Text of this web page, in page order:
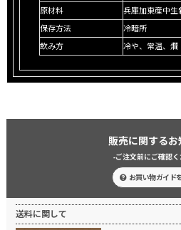
原材料
兵庫加東産中生
保存方法
冷暗所
飲み方
冷や、常温、燗
販売に関する
-ご注文前にご確認
お買い物ガイド
送料に関して